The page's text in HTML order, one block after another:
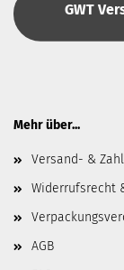
GWT
Mehr über...
Versand- &
Widerrufsrecht
AGB